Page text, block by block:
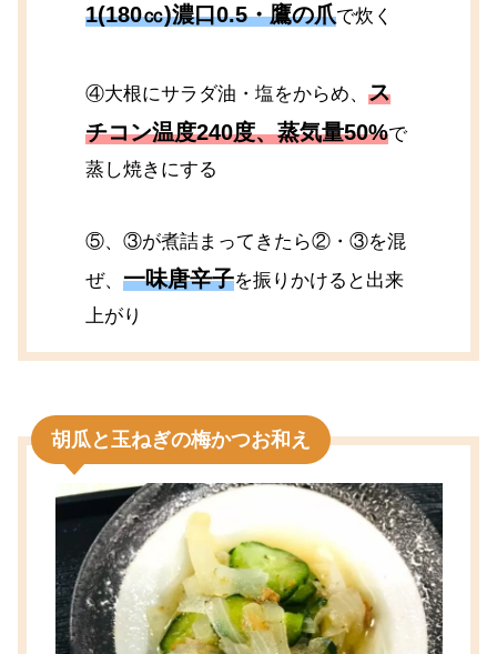
1(180㏄)濃口0.5・鷹の爪で炊く
④大根にサラダ油・塩をからめ、ス
チコン温度240度、蒸気量50%で
蒸し焼きにする
⑤、③が煮詰まってきたら②・③を混
ぜ、一味唐辛子を振りかけると出来
上がり
胡瓜と玉ねぎの梅かつお和え